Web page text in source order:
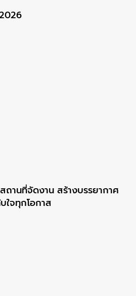
ถานที่จัดงาน สร้างบรรยากาศ
ใจทุกโอกาส